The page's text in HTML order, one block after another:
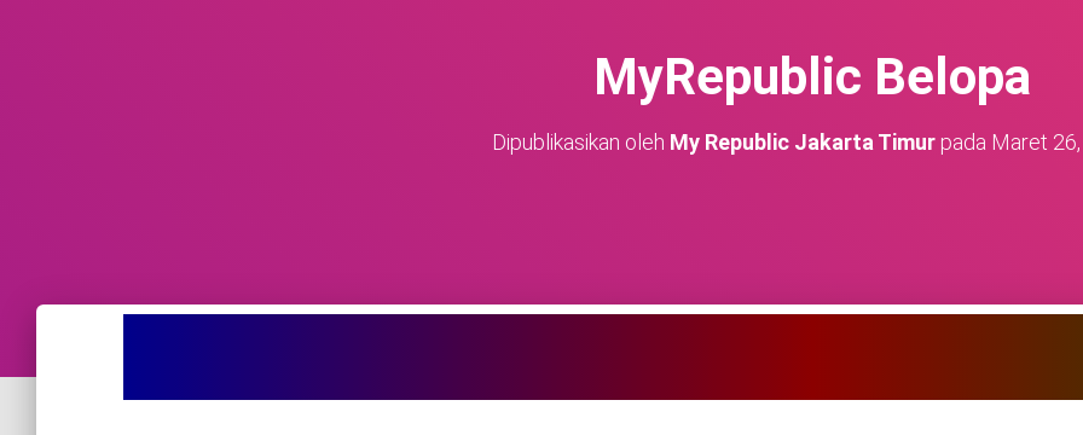
MyRepublic Belopa
Dipublikasikan oleh My Republic Jakarta Timurpada Maret